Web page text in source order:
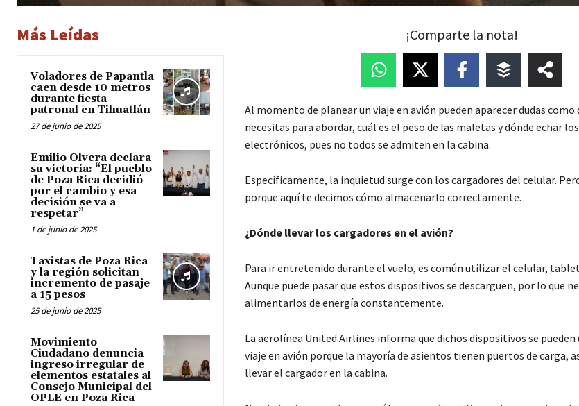
Más Leídas
Voladores de Papantla
caen desde 10 metros
durante fiesta
patronal en Tihuatlán
27 de junio de 2025
Emilio Olvera declara
su victoria: “El pueblo
de Poza Rica decidió
por el cambio y esa
decisión se va a
respetar”
1 de junio de 2025
Taxistas de Poza Rica
y la región solicitan
incremento de pasaje
a 15 pesos
25 de junio de 2025
Movimiento
Ciudadano denuncia
ingreso irregular de
elementos estatales al
Consejo Municipal del
OPLE en Poza Rica
¡Comparte la nota!
Al momento de planear un viaje en avión pueden aparecer dudas como
necesitas para abordar, cuál es el peso de las maletas y dónde echar
electrónicos, pues no todos se admiten en la cabina.
Específicamente, la inquietud surge con los cargadores del celular.
porque aquí te decimos cómo almacenarlo correctamente.
¿Dónde llevar los cargadores en el avión?
Para ir entretenido durante el vuelo, es común utilizar el celular,
Aunque puede pasar que estos dispositivos se descarguen, por lo que
alimentarlos de energía constantemente.
La aerolínea United Airlines informa que dichos dispositivos se
viaje en avión porque la mayoría de asientos tienen puertos de carga,
llevar el cargador en la cabina.